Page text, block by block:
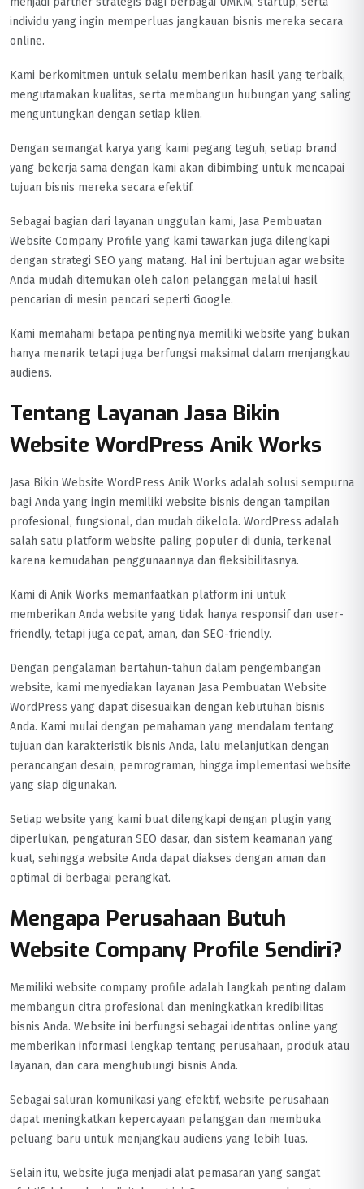
individu yang ingin memperluas jangkauan bisnis mereka secara
online.
Kami berkomitmen untuk selalu memberikan hasil yang terbaik,
mengutamakan kualitas, serta membangun hubungan yang saling
menguntungkan dengan setiap klien.
Dengan semangat karya yang kami pegang teguh, setiap brand
yang bekerja sama dengan kami akan dibimbing untuk mencapai
tujuan bisnis mereka secara efektif.
Sebagai bagian dari layanan unggulan kami, Jasa Pembuatan
Website Company Profile yang kami tawarkan juga dilengkapi
dengan strategi SEO yang matang. Hal ini bertujuan agar website
Anda mudah ditemukan oleh calon pelanggan melalui hasil
pencarian di mesin pencari seperti Google.
Kami memahami betapa pentingnya memiliki website yang bukan
hanya menarik tetapi juga berfungsi maksimal dalam menjangkau
audiens.
Tentang Layanan Jasa Bikin
Website WordPress Anik Works
Jasa Bikin Website WordPress Anik Works adalah solusi sempurna
bagi Anda yang ingin memiliki website bisnis dengan tampilan
profesional, fungsional, dan mudah dikelola. WordPress adalah
salah satu platform website paling populer di dunia, terkenal
karena kemudahan penggunaannya dan fleksibilitasnya.
Kami di Anik Works memanfaatkan platform ini untuk
memberikan Anda website yang tidak hanya responsif dan user-
friendly, tetapi juga cepat, aman, dan SEO-friendly.
Dengan pengalaman bertahun-tahun dalam pengembangan
website, kami menyediakan layanan Jasa Pembuatan Website
WordPress yang dapat disesuaikan dengan kebutuhan bisnis
Anda. Kami mulai dengan pemahaman yang mendalam tentang
tujuan dan karakteristik bisnis Anda, lalu melanjutkan dengan
perancangan desain, pemrograman, hingga implementasi website
yang siap digunakan.
Setiap website yang kami buat dilengkapi dengan plugin yang
diperlukan, pengaturan SEO dasar, dan sistem keamanan yang
kuat, sehingga website Anda dapat diakses dengan aman dan
optimal di berbagai perangkat.
Mengapa Perusahaan Butuh
Website Company Profile Sendiri?
Memiliki website company profile adalah langkah penting dalam
membangun citra profesional dan meningkatkan kredibilitas
bisnis Anda. Website ini berfungsi sebagai identitas online yang
memberikan informasi lengkap tentang perusahaan, produk atau
layanan, dan cara menghubungi bisnis Anda.
Sebagai saluran komunikasi yang efektif, website perusahaan
dapat meningkatkan kepercayaan pelanggan dan membuka
peluang baru untuk menjangkau audiens yang lebih luas.
Selain itu, website juga menjadi alat pemasaran yang sangat